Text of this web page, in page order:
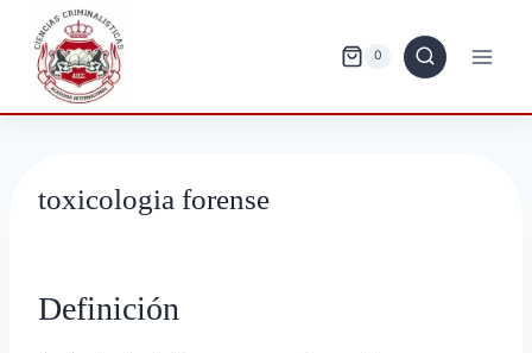
Saltar
contenido
0
toxicologia forense
Definición